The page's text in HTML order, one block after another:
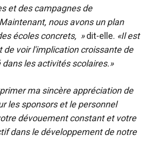
et des campagnes de
nous avons un plan
écoles concrets, »dit-elle. «Il est
de voir l'implication croissante de
les activités scolaires.»
ma sincère appréciation de
les sponsors et le personnel
dévouement constant et votre
dans le développement de notre